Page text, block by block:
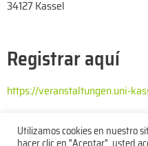
34127 Kassel
Registrar aquí
https://veranstaltungen.uni-
Utilizamos cookies en nuestro
hacer clic en "Aceptar", usted